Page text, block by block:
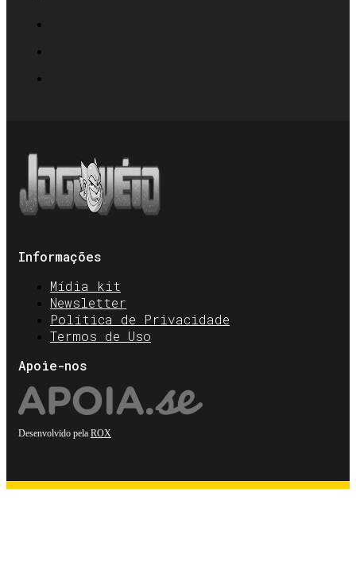
Informações
Mídia kit
Newsletter
Política de Privacidade
Termos de Uso
Apoie-nos
Desenvolvido pela ROX